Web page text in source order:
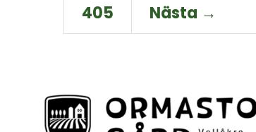
405
Nästa →